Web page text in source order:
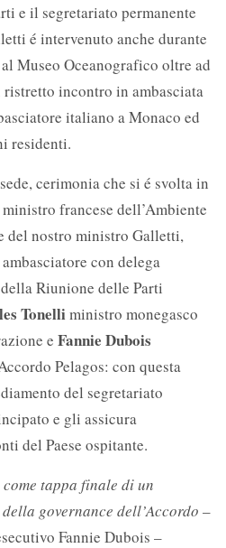
e il segretariato permanente
é intervenuto anche durante
Museo Oceanografico oltre ad
incontro in ambasciata
italiano a Monaco ed
residenti.
cerimonia che si é svolta in
francese dell’Ambiente
del nostro ministro Galletti,
ambasciatore con delega
Riunione delle Parti
Tonelliministro monegasco
e Fannie Dubois
Pelagos: con questa
del segretariato
e gli assicura
del Paese ospitante.
tappa finale di un
governance dell’Accordo –
Fannie Dubois –